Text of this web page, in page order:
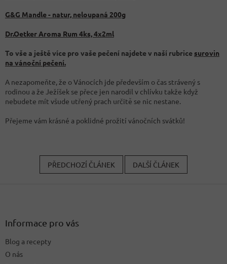
G&G Mandle - natur, neloupaná 200g
Dr.Oetker Aroma Rum 4ks, 4x2ml
To vše a ještě více pro vaše pečení najdete v naší rubrice surovin
na vánoční pečení.
A nezapomeňte, že o Vánocích jde především o čas strávený s
rodinou a že Ježíšek se přece jen narodil v chlívku takže když
nebudete mít všude utřený prach určitě se nic nestane.
Přejeme vám krásné a poklidné prožití vánočních svátků!
PŘEDCHOZÍ ČLÁNEK DALŠÍ ČLÁNEK
Informace pro vás
Blog a recepty
O nás